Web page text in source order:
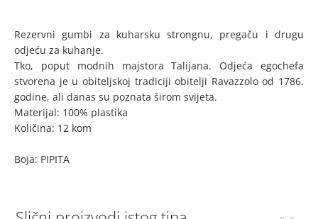
Rezervni gumbi za kuharsku strongnu, pregaču i drugu
odjeću za kuhanje.
Tko, poput modnih majstora Talijana. Odjeća egochefa
stvorena je u obiteljskoj tradiciji obitelji Ravazzolo od 1786.
godine, ali danas su poznata širom svijeta.
Materijal: 100% plastika
Količina: 12 kom
Boja: PIPITA